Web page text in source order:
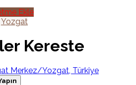
Ekle
Yozgat
Kereste
Merkez/Yozgat, Türkiye